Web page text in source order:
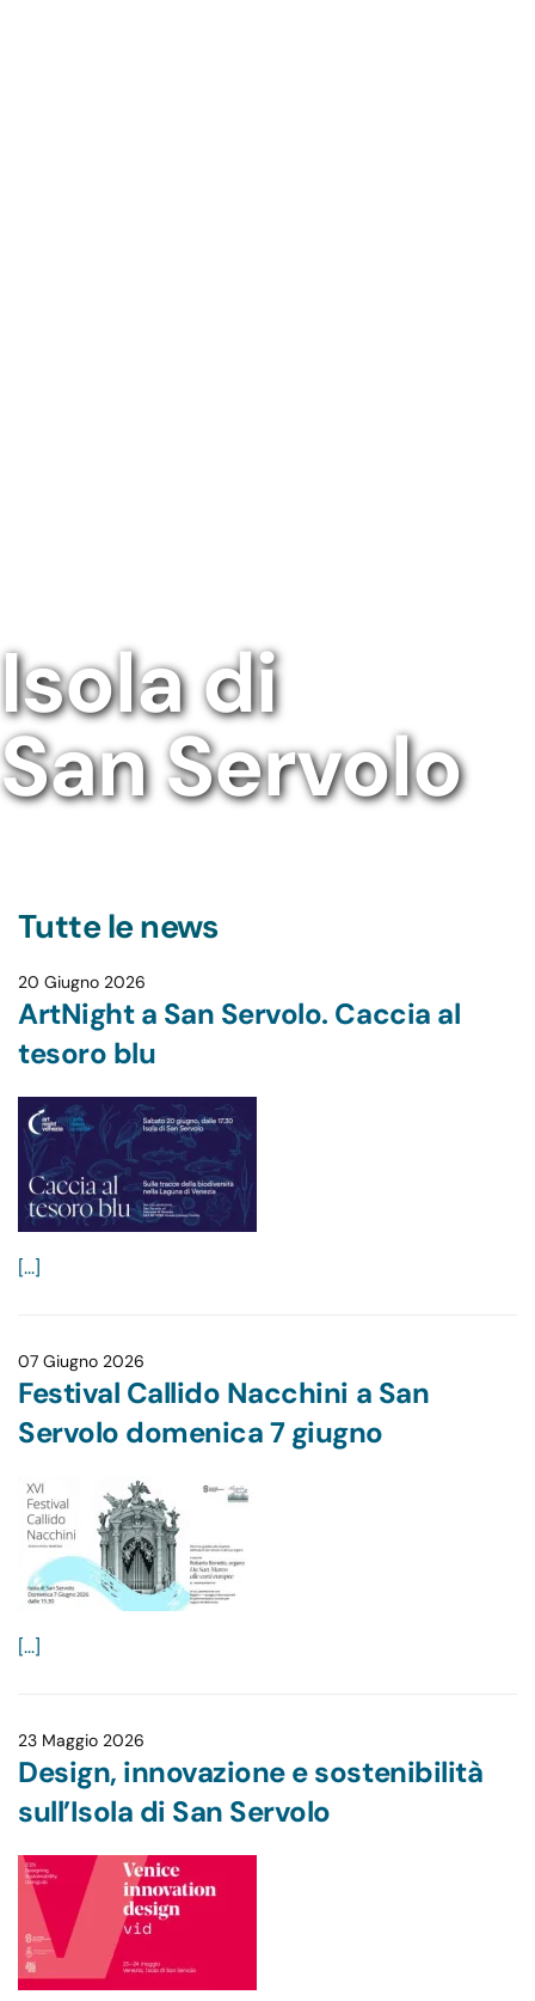
Isola di
San Servolo
Tutte le news
20 Giugno 2026
ArtNight a San Servolo. Caccia al
tesoro blu
[...]
07 Giugno 2026
Festival Callido Nacchini a San
Servolo domenica 7 giugno
[...]
23 Maggio 2026
Design, innovazione e sostenibilità
sull’Isola di San Servolo